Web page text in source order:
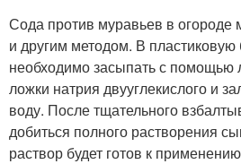
Сода против муравьев в огороде
и другим методом. В
необходимо засыпать с помощью
ложки натрия двууглекислого и
воду. После тщательного
добиться полного растворения
раствор будет готов к